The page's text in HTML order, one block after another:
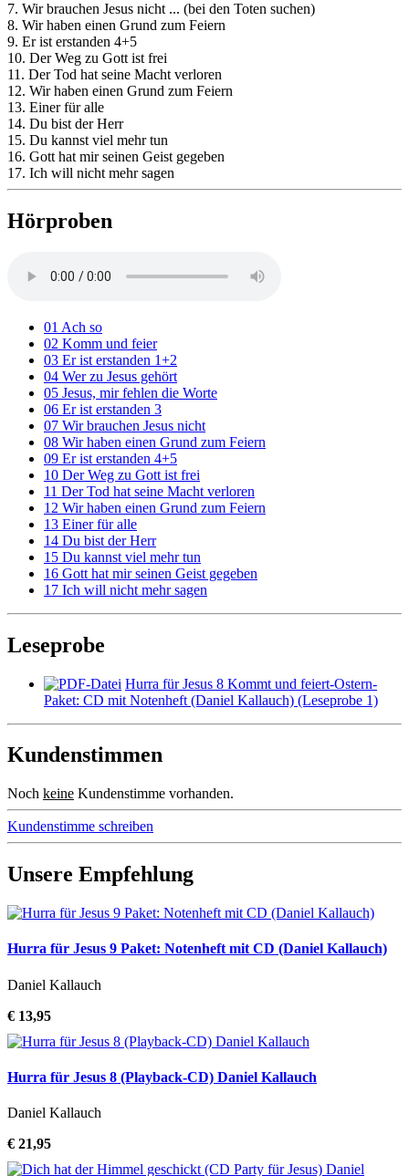
7. Wir brauchen Jesus nicht ... (bei den Toten suchen)
8. Wir haben einen Grund zum Feiern
9. Er ist erstanden 4+5
10. Der Weg zu Gott ist frei
11. Der Tod hat seine Macht verloren
12. Wir haben einen Grund zum Feiern
13. Einer für alle
14. Du bist der Herr
15. Du kannst viel mehr tun
16. Gott hat mir seinen Geist gegeben
17. Ich will nicht mehr sagen
Hörproben
01 Ach so
02 Komm und feier
03 Er ist erstanden 1+2
04 Wer zu Jesus gehört
05 Jesus, mir fehlen die Worte
06 Er ist erstanden 3
07 Wir brauchen Jesus nicht
08 Wir haben einen Grund zum Feiern
09 Er ist erstanden 4+5
10 Der Weg zu Gott ist frei
11 Der Tod hat seine Macht verloren
12 Wir haben einen Grund zum Feiern
13 Einer für alle
14 Du bist der Herr
15 Du kannst viel mehr tun
16 Gott hat mir seinen Geist gegeben
17 Ich will nicht mehr sagen
Leseprobe
Hurra für Jesus 8 Kommt und feiert-Ostern-
Paket: CD mit Notenheft (Daniel Kallauch) (Leseprobe 1)
Kundenstimmen
Noch keine Kundenstimme vorhanden.
Kundenstimme schreiben
Unsere Empfehlung
Hurra für Jesus 9 Paket: Notenheft mit CD (Daniel Kallauch)
Daniel Kallauch
€ 13,95
Hurra für Jesus 8 (Playback-CD) Daniel Kallauch
Daniel Kallauch
€ 21,95